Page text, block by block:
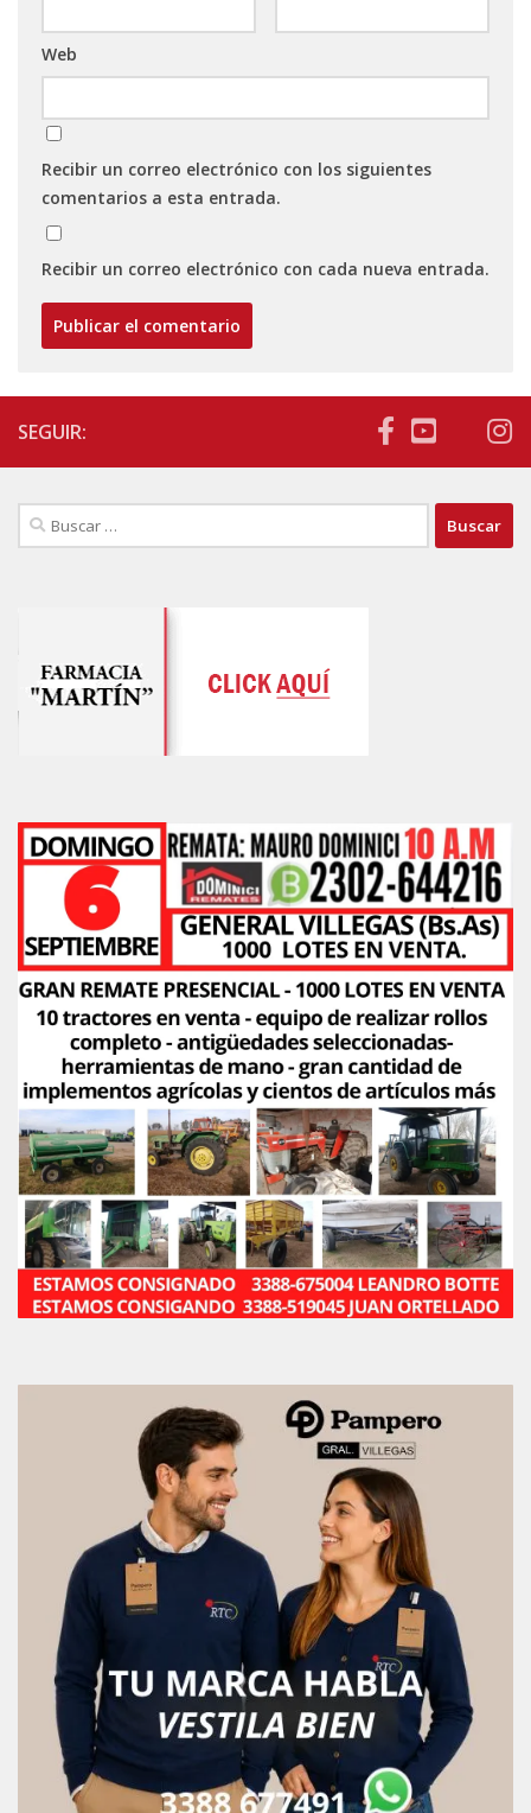
Web
Recibir un correo electrónico con los siguientes
comentarios a esta entrada.
Recibir un correo electrónico con cada nueva entrada.
SEGUIR:
Buscar: